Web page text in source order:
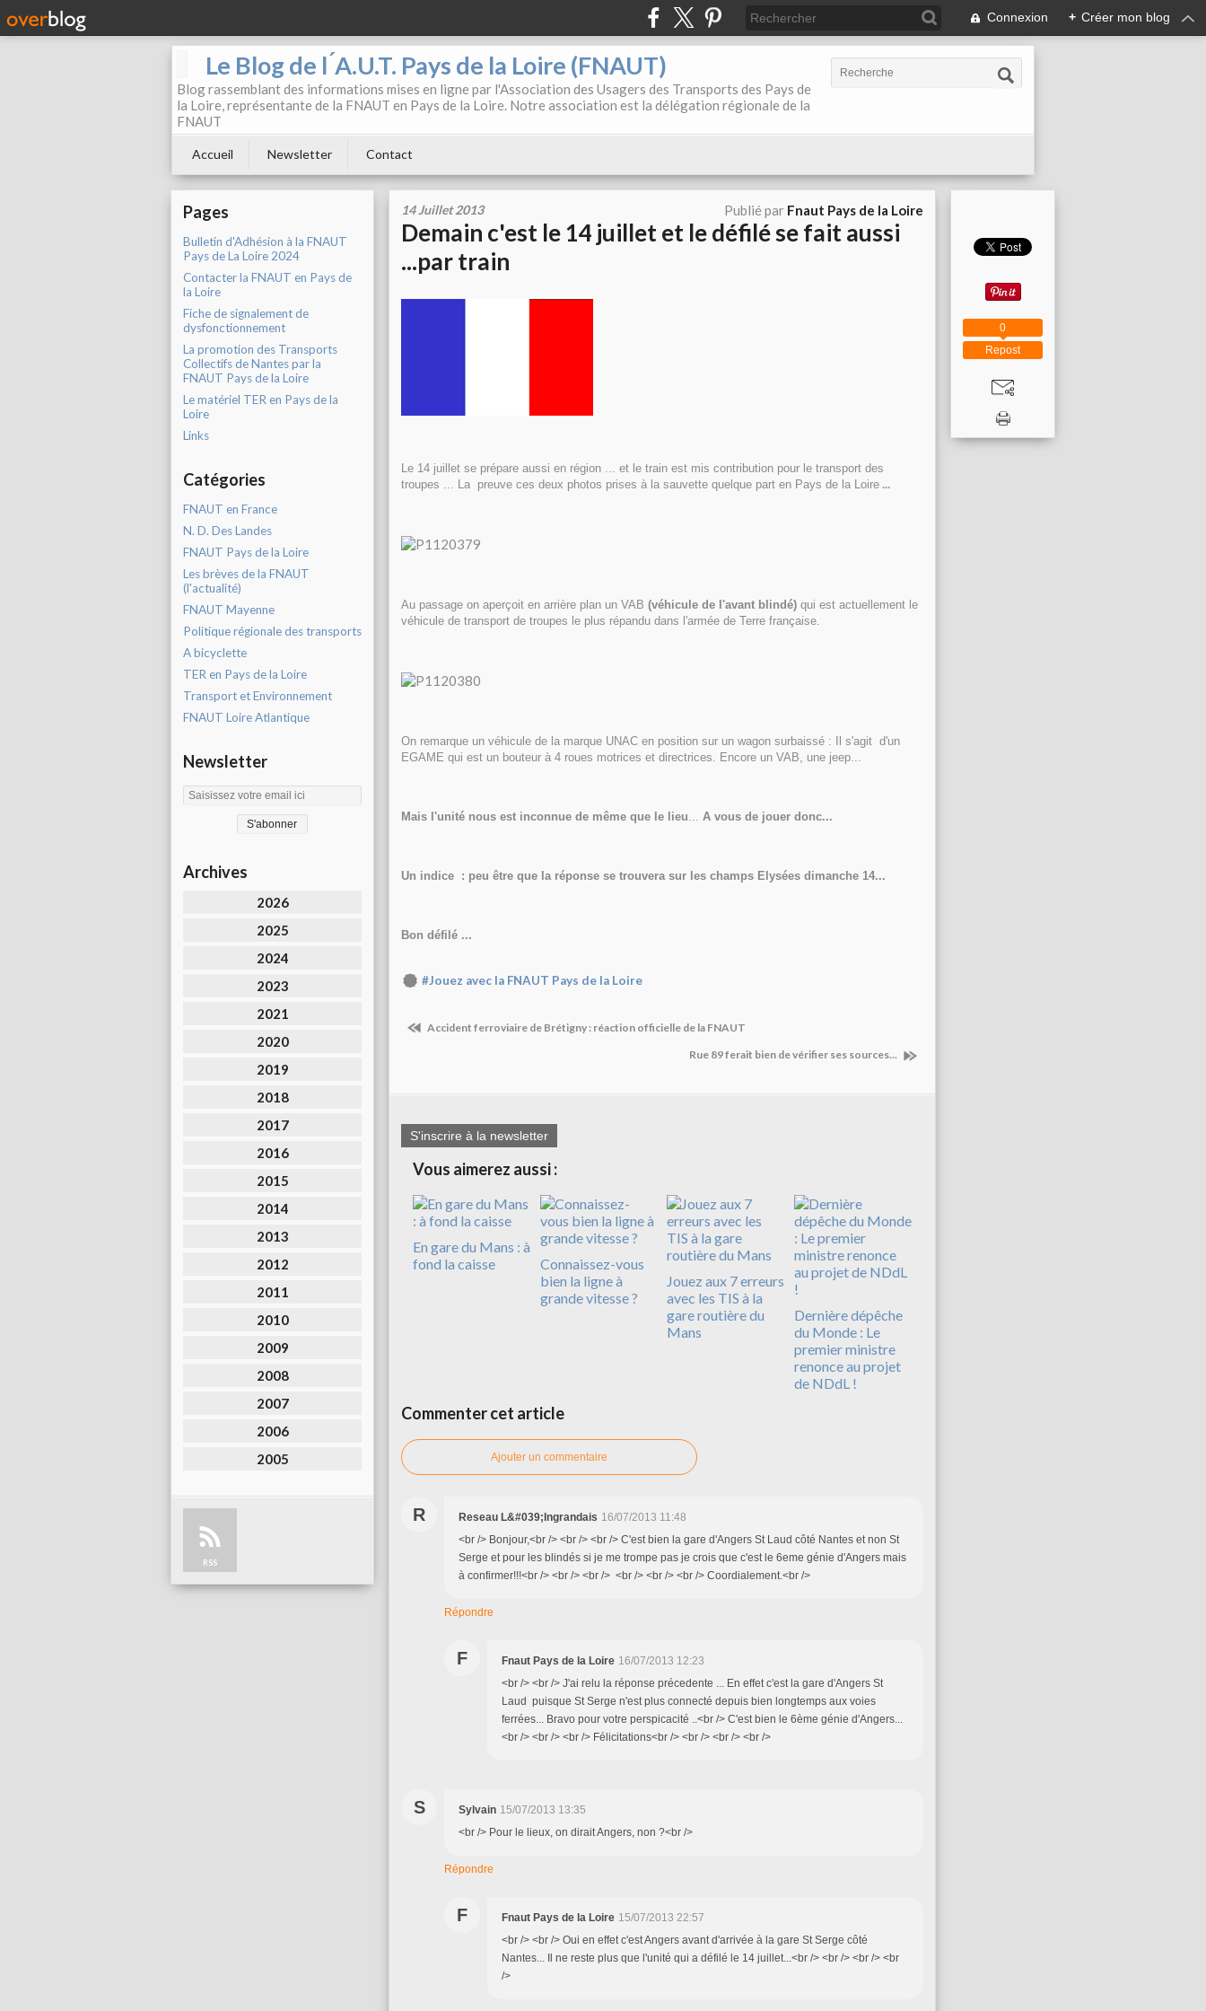
Connexion + Créer mon blog
Le Blog de l ́A.U.T. Pays de la Loire (FNAUT)
Blog rassemblant des informations mises en ligne par l'Association des Usagers des Transports des Pays de
la Loire, représentante de la FNAUT en Pays de la Loire. Notre association est la délégation régionale de la
FNAUT
Accueil Newsletter Contact
Pages
Bulletin d'Adhésion à la FNAUT
Pays de La Loire 2024
Contacter la FNAUT en Pays de
la Loire
Fiche de signalement de
dysfonctionnement
La promotion des Transports
Collectifs de Nantes par la
FNAUT Pays de la Loire
Le matériel TER en Pays de la
Loire
Links
Catégories
FNAUT en France
N. D. Des Landes
FNAUT Pays de la Loire
Les brèves de la FNAUT
(l'actualité)
FNAUT Mayenne
Politique régionale des transports
A bicyclette
TER en Pays de la Loire
Transport et Environnement
FNAUT Loire Atlantique
Newsletter
Archives
2026
2025
2024
2023
2021
2020
2019
2018
2017
2016
2015
2014
2013
2012
2011
2010
2009
2008
2007
2006
2005
RSS
14 Juillet 2013 Publié par Fnaut Pays de la Loire
Demain c'est le 14 juillet et le défilé se fait aussi
...par train
Le 14 juillet se prépare aussi en région ... et le train est mis contribution pour le transport des
troupes ... La preuve ces deux photos prises à la sauvette quelque part en Pays de la Loire ...
Au passage on aperçoit en arrière plan un VAB (véhicule de l'avant blindé) qui est actuellement le
véhicule de transport de troupes le plus répandu dans l'armée de Terre française.
On remarque un véhicule de la marque UNAC en position sur un wagon surbaissé : Il s'agit d'un
EGAME qui est un bouteur à 4 roues motrices et directrices. Encore un VAB, une jeep...
Mais l'unité nous est inconnue de même que le lieu... A vous de jouer donc...
Un indice : peu être que la réponse se trouvera sur les champs Elysées dimanche 14...
Bon défilé ...
#Jouez avec la FNAUT Pays de la Loire
Accident ferroviaire de Brétigny : réaction officielle de la FNAUT
Rue 89 ferait bien de vérifier ses sources...
S'inscrire à la newsletter
Vous aimerez aussi :
En gare du Mans : à
fond la caisse
Connaissez-vous
bien la ligne à
grande vitesse ?
Jouez aux 7 erreurs
avec les TIS à la
gare routière du
Mans
Dernière dépêche
du Monde : Le
premier ministre
renonce au projet
de NDdL !
Commenter cet article
Ajouter un commentaire
R Reseau L&#039;Ingrandais 16/07/2013 11:48
<br /> Bonjour,<br /> <br /> <br /> C'est bien la gare d'Angers St Laud côté Nantes et non St
Serge et pour les blindés si je me trompe pas je crois que c'est le 6eme génie d'Angers mais
à confirmer!!!<br /> <br /> <br /> <br /> <br /> <br /> Coordialement.<br />
Répondre
F Fnaut Pays de la Loire 16/07/2013 12:23
<br /> <br /> J'ai relu la réponse précedente ... En effet c'est la gare d'Angers St
Laud puisque St Serge n'est plus connecté depuis bien longtemps aux voies
ferrées... Bravo pour votre perspicacité ..<br /> C'est bien le 6ème génie d'Angers...
<br /> <br /> <br /> Félicitations<br /> <br /> <br /> <br />
S Sylvain 15/07/2013 13:35
<br /> Pour le lieux, on dirait Angers, non ?<br />
Répondre
F Fnaut Pays de la Loire 15/07/2013 22:57
<br /> <br /> Oui en effet c'est Angers avant d'arrivée à la gare St Serge côté
Nantes... Il ne reste plus que l'unité qui a défilé le 14 juillet...<br /> <br /> <br /> <br
/>
Repost
0